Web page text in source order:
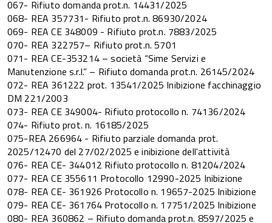
067- Rifiuto domanda prot.n. 14431/2025
068- REA 357731- Rifiuto prot.n. 86930/2024
069- REA CE 348009 - Rifiuto prot.n. 7883/2025
070- REA 322757– Rifiuto prot.n. 5701
071- REA CE-353214 – società “Sime Servizi e
Manutenzione s.r.l.” – Rifiuto domanda prot.n. 26145/2024
072- REA 361222 prot. 13541/2025 Inibizione facchinaggio
DM 221/2003
073- REA CE 349004- Rifiuto protocollo n. 74136/2024
074- Rifiuto prot. n. 16185/2025
075-REA 266964 - Rifiuto parziale domanda prot.
2025/12470 del 27/02/2025 e inibizione dell'attività
076- REA CE- 344012 Rifiuto protocollo n. 81204/2024
077- REA CE 355611 Protocollo 12990-2025 Inibizione
078- REA CE- 361926 Protocollo n. 19657-2025 Inibizione
079- REA CE- 361764 Protocollo n. 17751/2025 Inibizione
080- REA 360862 – Rifiuto domanda prot.n. 8597/2025 e